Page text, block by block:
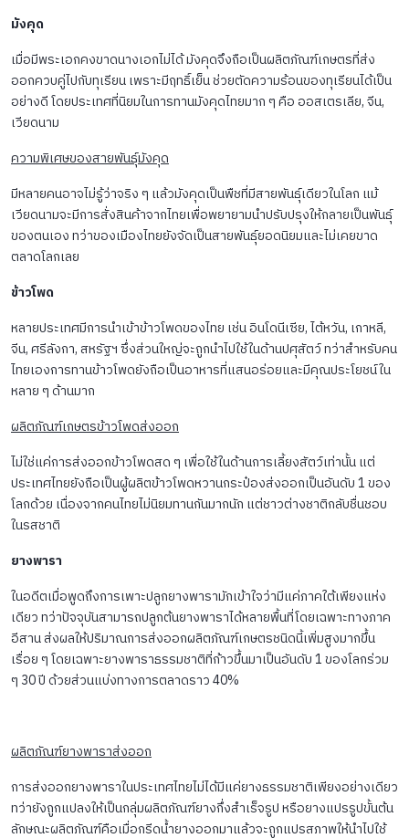
มังคุด
เมื่อมีพระเอกคงขาดนางเอกไม่ได้ มังคุดจึงถือเป็นผลิตภัณฑ์เกษตรที่ส่ง
ออกควบคู่ไปกับทุเรียน เพราะมีฤทธิ์เย็น ช่วยตัดความร้อนของทุเรียนได้เป็น
อย่างดี โดยประเทศที่นิยมในการทานมังคุดไทยมาก ๆ คือ ออสเตรเลีย, จีน,
เวียดนาม
ความพิเศษของสายพันธุ์มังคุด
มีหลายคนอาจไม่รู้ว่าจริง ๆ แล้วมังคุดเป็นพืชที่มีสายพันธุ์เดียวในโลก แม้
เวียดนามจะมีการสั่งสินค้าจากไทยเพื่อพยายามนำปรับปรุงให้กลายเป็นพันธุ์
ของตนเอง ทว่าของเมืองไทยยังจัดเป็นสายพันธุ์ยอดนิยมและไม่เคยขาด
ตลาดโลกเลย
ข้าวโพด
หลายประเทศมีการนำเข้าข้าวโพดของไทย เช่น อินโดนีเซีย, ไต้หวัน, เกาหลี,
จีน, ศรีลังกา, สหรัฐฯ ซึ่งส่วนใหญ่จะถูกนำไปใช้ในด้านปศุสัตว์ ทว่าสำหรับคน
ไทยเองการทานข้าวโพดยังถือเป็นอาหารที่แสนอร่อยและมีคุณประโยชน์ใน
หลาย ๆ ด้านมาก
ผลิตภัณฑ์เกษตรข้าวโพดส่งออก
ไม่ใช่แค่การส่งออกข้าวโพดสด ๆ เพื่อใช้ในด้านการเลี้ยงสัตว์เท่านั้น แต่
ประเทศไทยยังถือเป็นผู้ผลิตข้าวโพดหวานกระป๋องส่งออกเป็นอันดับ 1 ของ
โลกด้วย เนื่องจากคนไทยไม่นิยมทานกันมากนัก แต่ชาวต่างชาติกลับชื่นชอบ
ในรสชาติ
ยางพารา
ในอดีตเมื่อพูดถึงการเพาะปลูกยางพารามักเข้าใจว่ามีแค่ภาคใต้เพียงแห่ง
เดียว ทว่าปัจจุบันสามารถปลูกต้นยางพาราได้หลายพื้นที่โดยเฉพาะทางภาค
อีสาน ส่งผลให้ปริมาณการส่งออกผลิตภัณฑ์เกษตรชนิดนี้เพิ่มสูงมากขึ้น
เรื่อย ๆ โดยเฉพาะยางพาราธรรมชาติที่ก้าวขึ้นมาเป็นอันดับ 1 ของโลกร่วม
ๆ 30 ปี ด้วยส่วนแบ่งทางการตลาดราว 40%
ผลิตภัณฑ์ยางพาราส่งออก
การส่งออกยางพาราในประเทศไทยไม่ได้มีแค่ยางธรรมชาติเพียงอย่างเดียว
ทว่ายังถูกแปลงให้เป็นกลุ่มผลิตภัณฑ์ยางกึ่งสำเร็จรูป หรือยางแปรรูปขั้นต้น
ลักษณะผลิตภัณฑ์คือเมื่อกรีดน้ำยางออกมาแล้วจะถูกแปรสภาพให้นำไปใช้